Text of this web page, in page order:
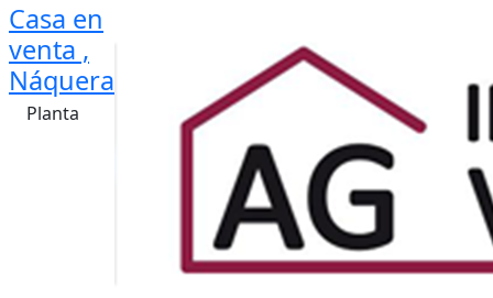
Casa en
venta ,
Náquera
Planta